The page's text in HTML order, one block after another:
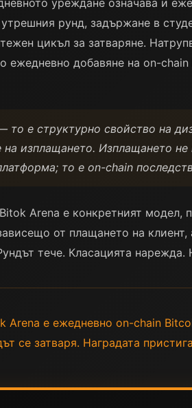
уреждане означава и
рунд, задържане в
цикъл за затваряне.
ежедневно добавяне на on-
е структурно свойство на
изплащането. Изплащането
то е on-chain
Arena е конкретният модел,
от плащането на клиент,
тече. Класацията нарежда.
Arena е ежедневно on-chain
се затваря. Наградата